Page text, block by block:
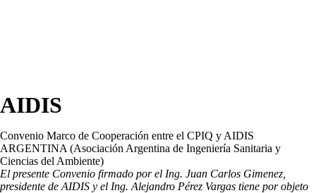
AIDIS
Convenio Marco de Cooperación entre el CPIQ y AIDIS
ARGENTINA (Asociación Argentina de Ingeniería Sanitaria y
Ciencias del Ambiente)
El presente Convenio firmado por el Ing. Juan Carlos Gimenez,
presidente de AIDIS y el Ing. Alejandro Pérez Vargas tiene por objeto